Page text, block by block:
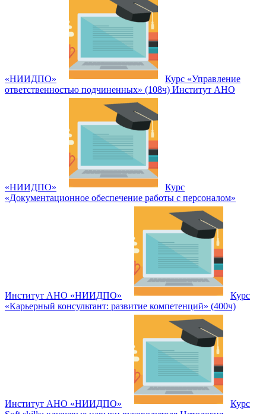
«НИИДПО»
Курс «Управление
ответственностью подчиненных» (108ч) Институт АНО
«НИИДПО»
Курс
«Документационное обеспечение работы с персоналом»
Институт АНО «НИИДПО»
Курс
«Карьерный консультант: развитие компетенций» (400ч)
Институт АНО «НИИДПО»
Курс